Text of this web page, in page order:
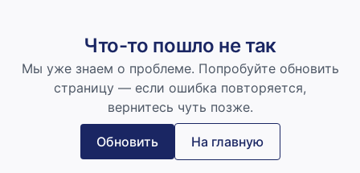
Что-то пошло не так
Мы уже знаем о проблеме. Попробуйте обновить
страницу — если ошибка повторяется,
вернитесь чуть позже.
Обновить На главную